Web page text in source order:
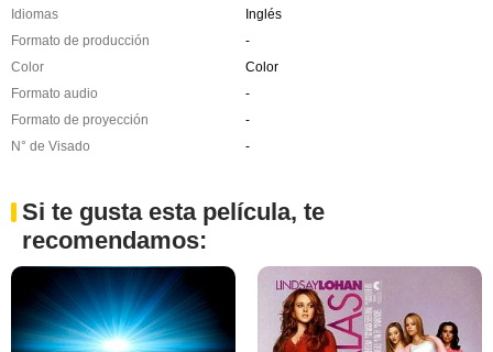
Idiomas
Inglés
Formato de producción
-
Color
Color
Formato audio
-
Formato de proyección
-
N° de Visado
-
Si te gusta esta película, te
recomendamos: